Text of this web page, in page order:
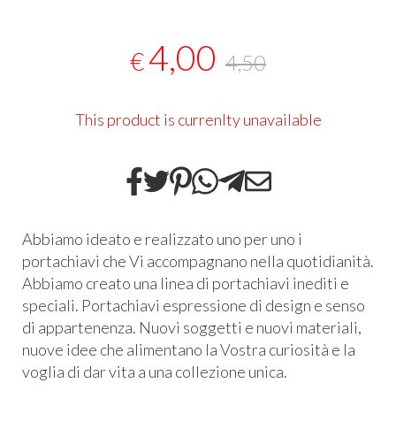
€4,00 4,50
This product is currenlty unavailable
Abbiamo ideato e realizzato uno per uno i
portachiavi che Vi accompagnano nella quotidianità.
Abbiamo creato una linea di portachiavi inediti e
speciali. Portachiavi espressione di design e senso
di appartenenza. Nuovi soggetti e nuovi materiali,
nuove idee che alimentano la Vostra curiosità e la
voglia di dar vita a una collezione unica.